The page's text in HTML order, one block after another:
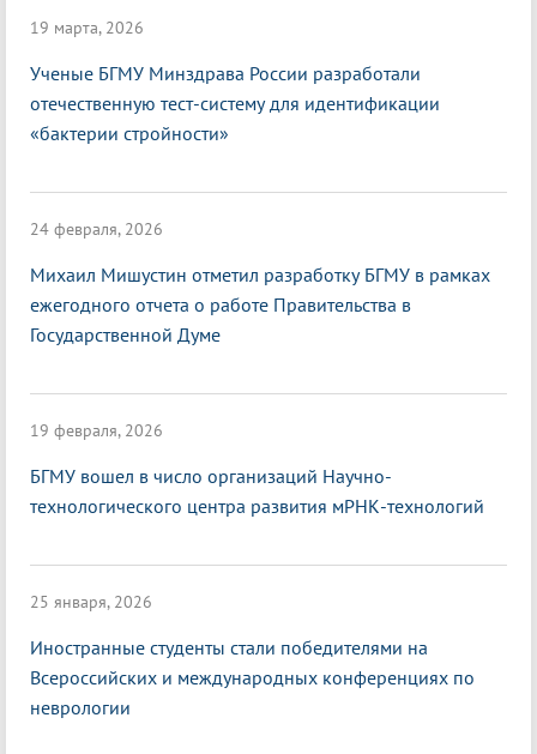
19 марта, 2026
Ученые БГМУ Минздрава России разработали
отечественную тест-систему для идентификации
«бактерии стройности»
24 февраля, 2026
Михаил Мишустин отметил разработку БГМУ в рамках
ежегодного отчета о работе Правительства в
Государственной Думе
19 февраля, 2026
БГМУ вошел в число организаций Научно-
технологического центра развития мРНК-технологий
25 января, 2026
Иностранные студенты стали победителями на
Всероссийских и международных конференциях по
неврологии